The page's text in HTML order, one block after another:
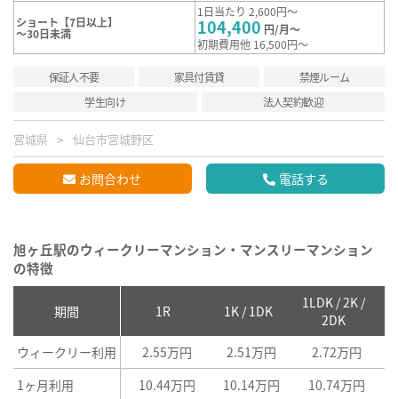
ショート【7日以上】
～30日未満
1日当たり 2,600円～
104,400 円/月～
初期費用他 16,500円～
保証人不要 家具付賃貸
禁煙ルーム
学生向け
法人契約歓迎
宮城県 仙台市宮城野区
お問合わせ 電話する
旭ヶ丘駅のウィークリーマンション・マンスリーマンション
の特徴
期間 1R 1K / 1DK
1LDK / 2K /
2DK
ウィークリー利用 2.55万円 2.51万円 2.72万円
1ヶ月利用
10.44万円 10.14万円 10.74万円